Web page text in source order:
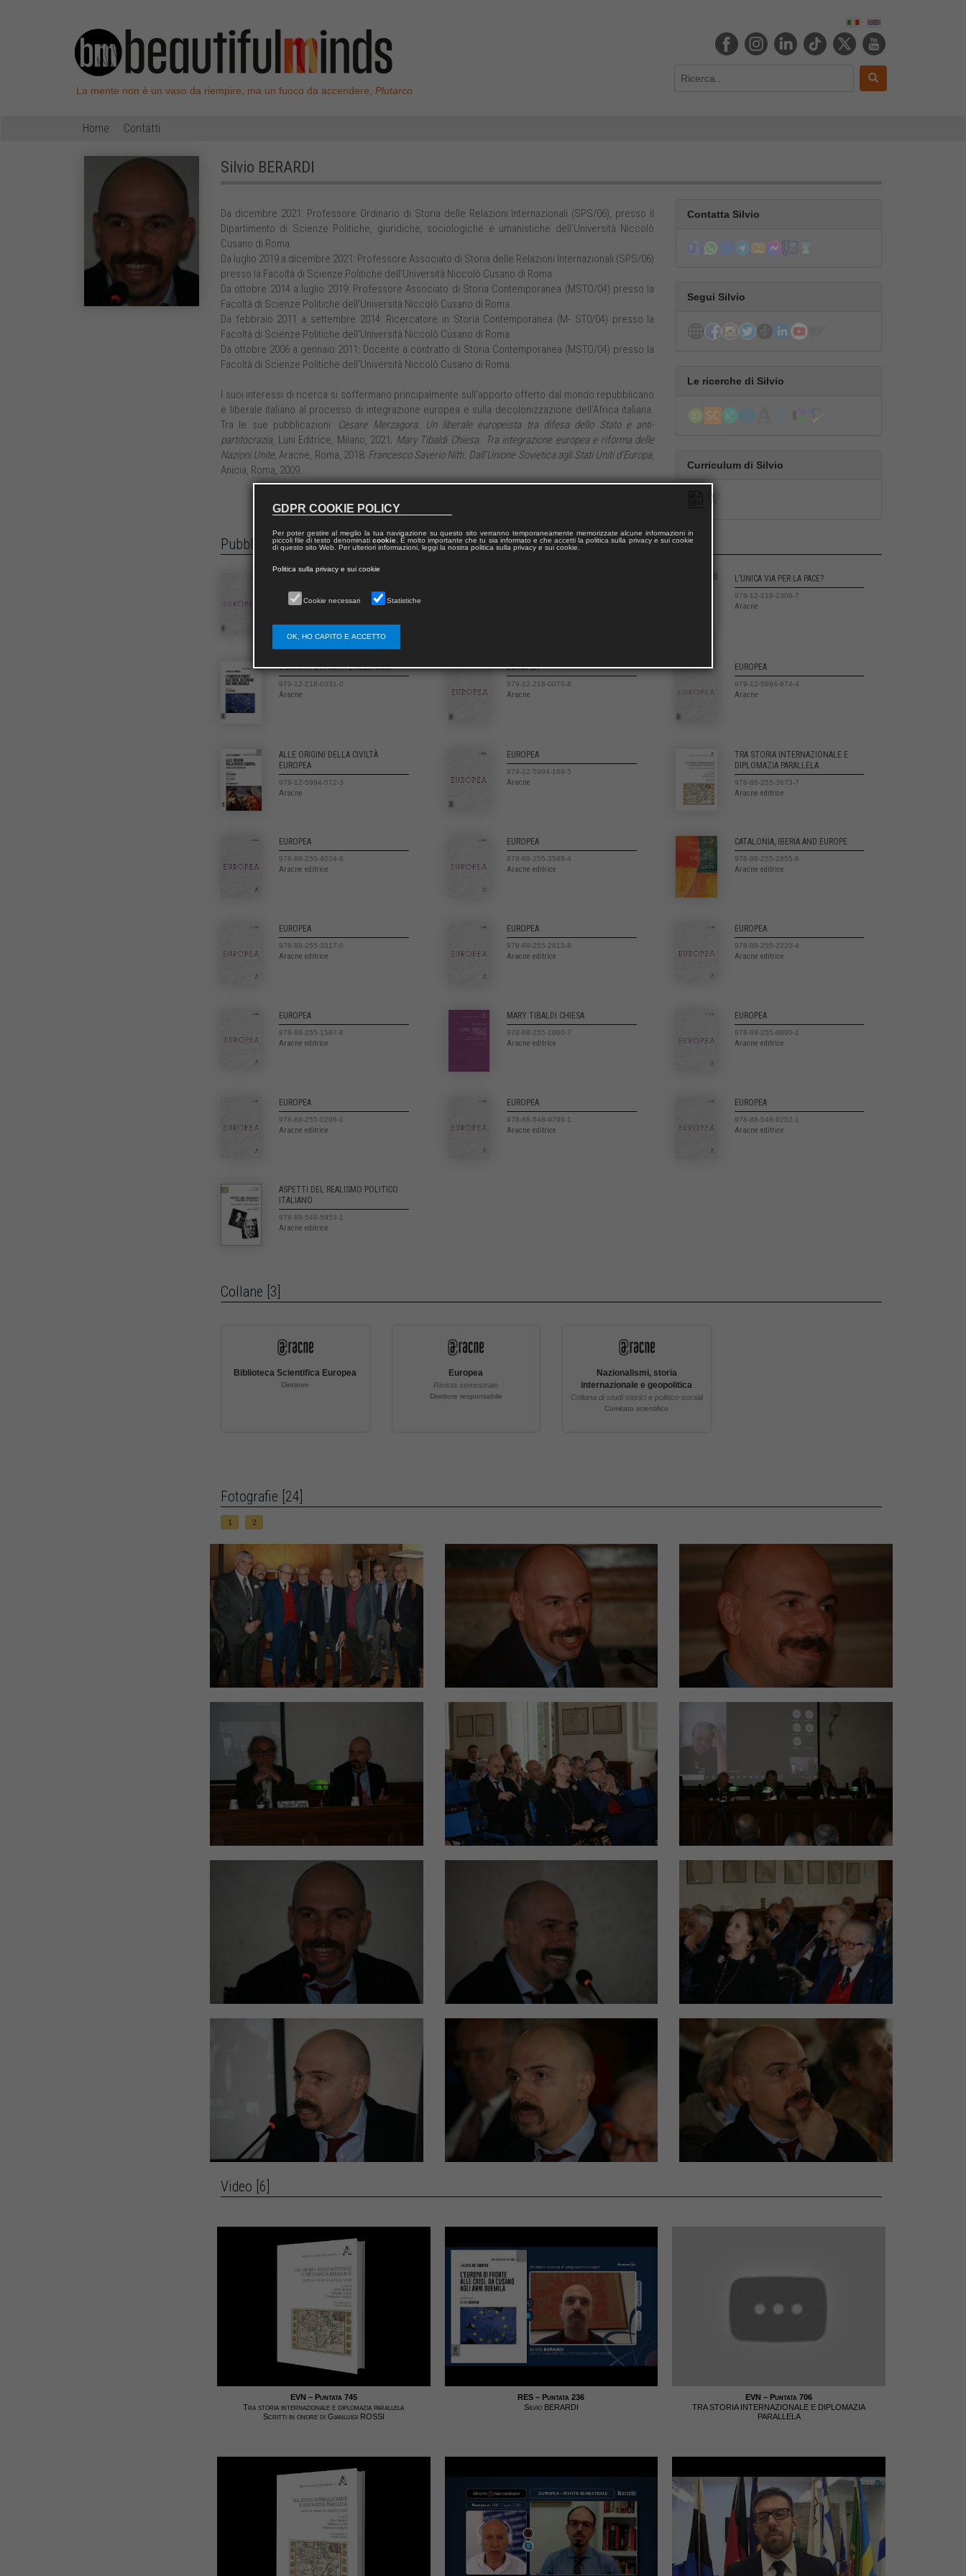
La mente non è un vaso da riempire, ma un fuoco da accendere, Plutarco
Home Contatti
Silvio BERARDI
Da dicembre 2021: Professore Ordinario di Storia delle Relazioni Internazionali (SPS/06), presso il
Dipartimento di Scienze Politiche, giuridiche, sociologiche e umanistiche dell’Università Niccolò
Cusano di Roma.
Da luglio 2019 a dicembre 2021: Professore Associato di Storia delle Relazioni Internazionali (SPS/06)
presso la Facoltà di Scienze Politiche dell’Università Niccolò Cusano di Roma.
Da ottobre 2014 a luglio 2019: Professore Associato di Storia Contemporanea (MSTO/04) presso la
Facoltà di Scienze Politiche dell’Università Niccolò Cusano di Roma.
Da febbraio 2011 a settembre 2014: Ricercatore in Storia Contemporanea (M- ST0/04) presso la
Facoltà di Scienze Politiche dell’Università Niccolò Cusano di Roma.
Da ottobre 2006 a gennaio 2011: Docente a contratto di Storia Contemporanea (MSTO/04) presso la
Facoltà di Scienze Politiche dell’Università Niccolò Cusano di Roma.
I suoi interessi di ricerca si soffermano principalmente sull’apporto offerto dal mondo repubblicano
e liberale italiano al processo di integrazione europea e sulla decolonizzazione dell’Africa italiana.
Tra le sue pubblicazioni: Cesare Merzagora. Un liberale europeista tra difesa dello Stato e anti-
partitocrazia, Luni Editrice, Milano, 2021; Mary Tibaldi Chiesa. Tra integrazione europea e riforma delle
Nazioni Unite, Aracne, Roma, 2018; Francesco Saverio Nitti. Dall’Unione Sovietica agli Stati Uniti d’Europa,
Anicia, Roma, 2009.
Contatta Silvio
Segui Silvio
Le ricerche di Silvio
Curriculum di Silvio
Pubblicazioni
979-12-218-2472-8
Aracne
L’UNICA VIA PER LA PACE?
979-12-218-1306-7
Aracne
L’EUROPA DI FRONTE ALLE CRISI
979-12-218-0331-0
Aracne
EUROPEA
979-12-218-0070-8
Aracne
EUROPEA
979-12-5994-674-4
Aracne
ALLE ORIGINI DELLA CIVILTÀ
EUROPEA
979-12-5994-572-3
Aracne
EUROPEA
979-12-5994-169-5
Aracne
TRA STORIA INTERNAZIONALE E
DIPLOMAZIA PARALLELA
978-88-255-3673-7
Aracne editrice
EUROPEA
978-88-255-4024-6
Aracne editrice
EUROPEA
978-88-255-3588-4
Aracne editrice
CATALONIA, IBERIA AND EUROPE
978-88-255-2855-8
Aracne editrice
EUROPEA
978-88-255-3317-0
Aracne editrice
EUROPEA
978-88-255-2813-8
Aracne editrice
EUROPEA
978-88-255-2220-4
Aracne editrice
EUROPEA
978-88-255-1597-8
Aracne editrice
MARY TIBALDI CHIESA
978-88-255-1060-7
Aracne editrice
EUROPEA
978-88-255-0890-1
Aracne editrice
EUROPEA
978-88-255-0296-1
Aracne editrice
EUROPEA
978-88-548-9799-1
Aracne editrice
EUROPEA
978-88-548-9252-1
Aracne editrice
ASPETTI DEL REALISMO POLITICO
ITALIANO
978-88-548-5953-1
Aracne editrice
Collane [3]
Biblioteca Scientifica Europea
Direttore
Europea
Rivista semestrale
Direttore responsabile
Nazionalismi, storia
internazionale e geopolitica
Collana di studi storici e politico-sociali
Comitato scientifico
Fotografie [24]
1 2
Video [6]
EVN – Puntata 745
Tra storia internazionale e diplomazia parallela
Scritti in onore di Gianluigi ROSSI
RES – Puntata 236
Silvio BERARDI
EVN – Puntata 706
TRA STORIA INTERNAZIONALE E DIPLOMAZIA
PARALLELA
GDPR COOKIE POLICY
Per poter gestire al meglio la tua navigazione su questo sito verranno temporaneamente memorizzate alcune informazioni in
piccoli file di testo denominati cookie. È molto importante che tu sia informato e che accetti la politica sulla privacy e sui cookie
di questo sito Web. Per ulteriori informazioni, leggi la nostra politica sulla privacy e sui cookie.
Politica sulla privacy e sui cookie
Cookie necessari Statistiche
OK, HO CAPITO E ACCETTO